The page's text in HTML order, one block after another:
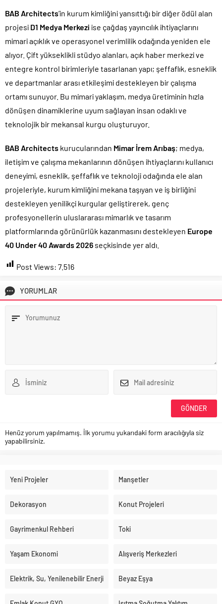
BAB Architects’in kurum kimliğini yansıttığı bir diğer ödül alan
projesi D1 Medya Merkezi ise çağdaş yayıncılık ihtiyaçlarını
mimari açıklık ve operasyonel verimlilik odağında yeniden ele
alıyor. Çift yükseklikli stüdyo alanları, açık haber merkezi ve
entegre kontrol birimleriyle tasarlanan yapı; şeffaflık, esneklik
ve departmanlar arası etkileşimi destekleyen bir çalışma
ortamı sunuyor. Bu mimari yaklaşım, medya üretiminin hızla
dönüşen dinamiklerine uyum sağlayan insan odaklı ve
teknolojik bir mekansal kurgu oluşturuyor.
BAB Architects kurucularından Mimar İrem Arıbaş; medya,
iletişim ve çalışma mekanlarının dönüşen ihtiyaçlarını kullanıcı
deneyimi, esneklik, şeffaflık ve teknoloji odağında ele alan
projeleriyle, kurum kimliğini mekana taşıyan ve iş birliğini
destekleyen yenilikçi kurgular geliştirerek, genç
profesyonellerin uluslararası mimarlık ve tasarım
platformlarında görünürlük kazanmasını destekleyen Europe
40 Under 40 Awards 2026 seçkisinde yer aldı.
Post Views: 7.516
YORUMLAR
Henüz yorum yapılmamış. İlk yorumu yukarıdaki form aracılığıyla siz
yapabilirsiniz.
Yeni Projeler Manşetler
Dekorasyon Konut Projeleri
Gayrimenkul Rehberi Toki
Yaşam Ekonomi Alışveriş Merkezleri
Elektrik, Su, Yenilenebilir Enerji Beyaz Eşya